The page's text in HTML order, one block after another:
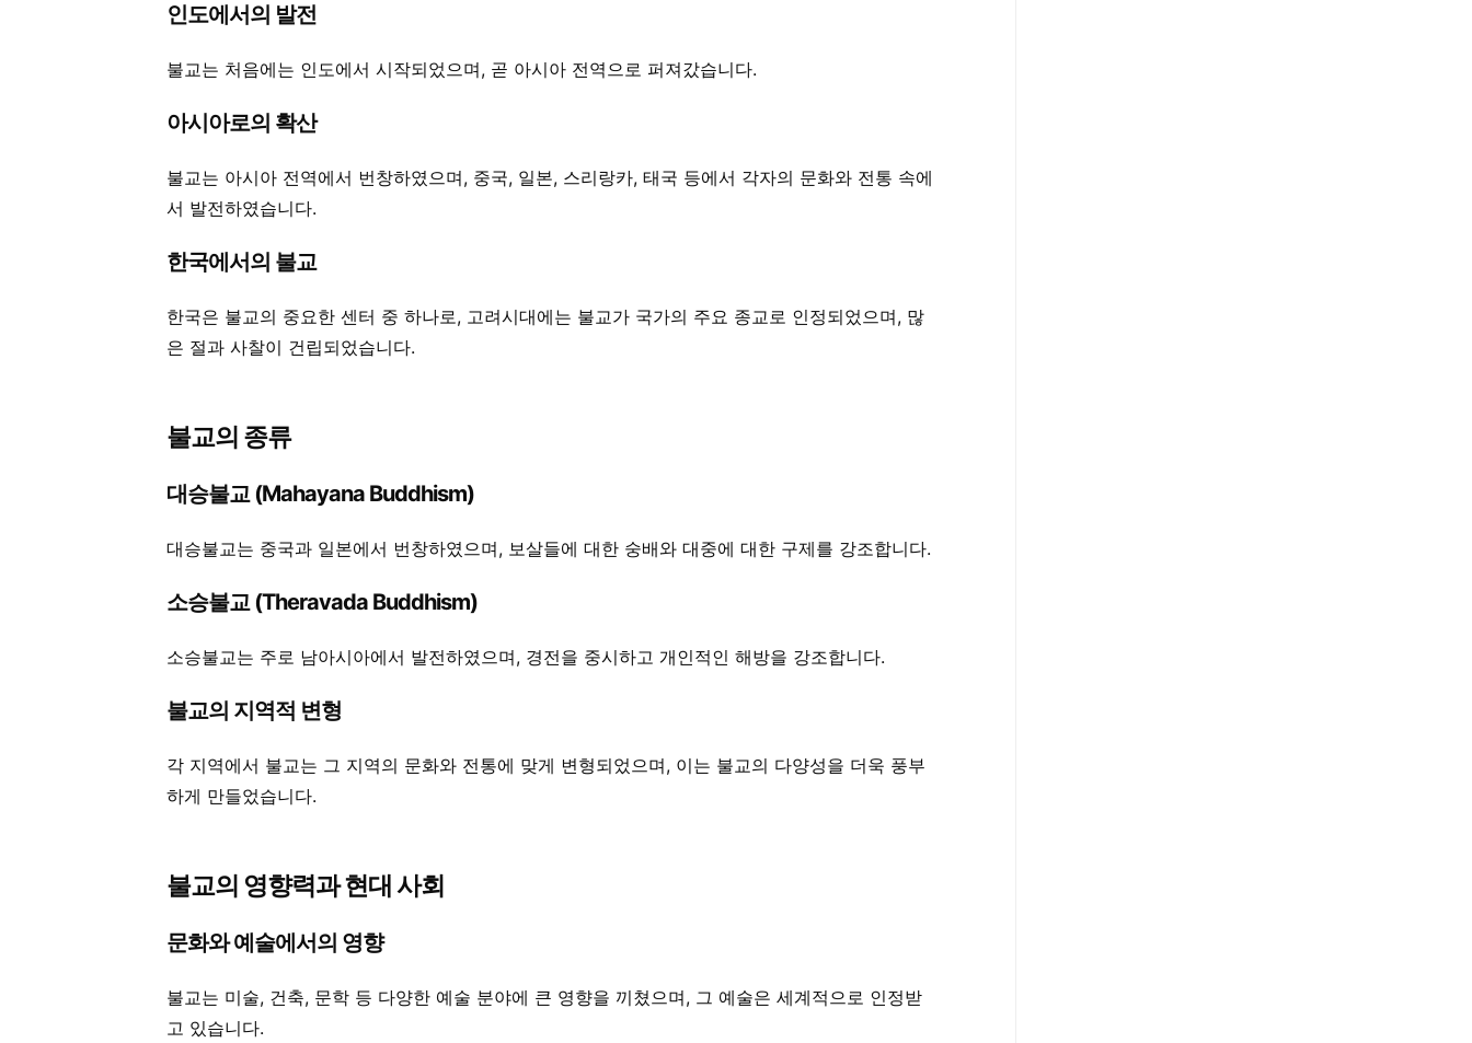
인도에서의 발전
불교는 처음에는 인도에서 시작되었으며, 곧 아시아 전역으로 퍼져갔습니다.
아시아로의 확산
불교는 아시아 전역에서 번창하였으며, 중국, 일본, 스리랑카, 태국 등에서 각자의 문화와 전통 속에
서 발전하였습니다.
한국에서의 불교
한국은 불교의 중요한 센터 중 하나로, 고려시대에는 불교가 국가의 주요 종교로 인정되었으며, 많
은 절과 사찰이 건립되었습니다.
불교의 종류
대승불교 (Mahayana Buddhism)
대승불교는 중국과 일본에서 번창하였으며, 보살들에 대한 숭배와 대중에 대한 구제를 강조합니다.
소승불교 (Theravada Buddhism)
소승불교는 주로 남아시아에서 발전하였으며, 경전을 중시하고 개인적인 해방을 강조합니다.
불교의 지역적 변형
각 지역에서 불교는 그 지역의 문화와 전통에 맞게 변형되었으며, 이는 불교의 다양성을 더욱 풍부
하게 만들었습니다.
불교의 영향력과 현대 사회
문화와 예술에서의 영향
불교는 미술, 건축, 문학 등 다양한 예술 분야에 큰 영향을 끼쳤으며, 그 예술은 세계적으로 인정받
고 있습니다.